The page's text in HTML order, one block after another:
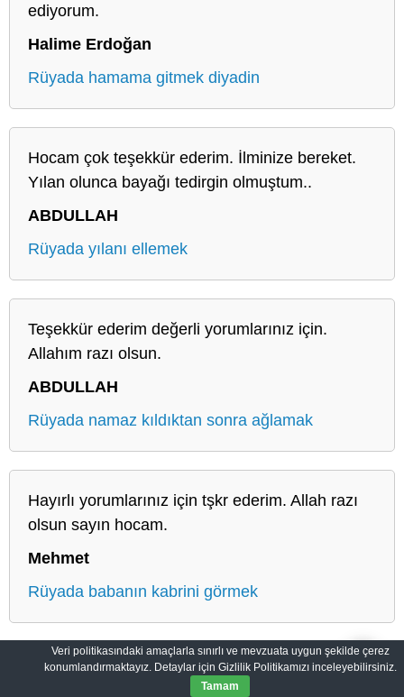
ediyorum.
Halime Erdoğan
Rüyada hamama gitmek diyadin
Hocam çok teşekkür ederim. İlminize bereket.
Yılan olunca bayağı tedirgin olmuştum..
ABDULLAH
Rüyada yılanı ellemek
Teşekkür ederim değerli yorumlarınız için.
Allahım razı olsun.
ABDULLAH
Rüyada namaz kıldıktan sonra ağlamak
Hayırlı yorumlarınız için tşkr ederim. Allah razı
olsun sayın hocam.
Mehmet
Rüyada babanın kabrini görmek
Salih Rüyalar: Rüyaların Derin Manası Gizlilik Politikası
SalihRuyalar.com|Tüm Hakları Saklıdır.
Veri politikasındaki amaçlarla sınırlı ve mevzuata uygun şekilde çerez
konumlandırmaktayız. Detaylar için Gizlilik Politikamızı inceleyebilirsiniz.
Tamam